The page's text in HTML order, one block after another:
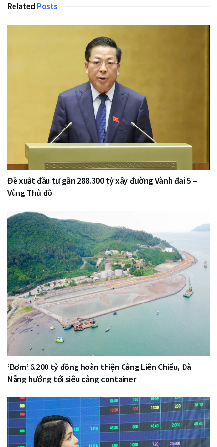
Related Posts
Đề xuất đầu tư gần 288.300 tỷ xây đường Vành đai 5 –
Vùng Thủ đô
‘Bơm’ 6.200 tỷ đồng hoàn thiện Cảng Liên Chiểu, Đà
Nẵng hướng tới siêu cảng container